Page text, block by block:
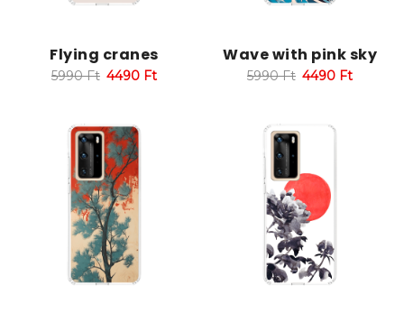
Flying cranes
5990Ft 4490 Ft
Wave with pink sky
5990Ft 4490 Ft